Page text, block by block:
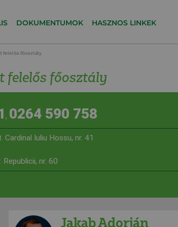
DOKUMENTUMOK HASZNOS LINKEK
felelős főosztály
felelős főosztály
, 0264 590 758
Iuliu Hossu, nr. 41
nr. 60
Jakab Adorján